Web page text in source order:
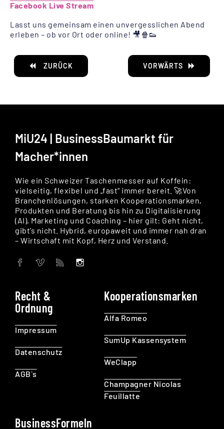
Facebook Live Stream
Lasst uns gemeinsam einen unvergesslichen Abend
erleben – ob vor Ort oder online! 🎥🍿👟
ZURÜCK VORWÄRTS
MiU24 | BusinessBaumarkt für
Macher*innen
Wie ein Schweizer Taschenmesser auf Koffein:
vielseitig, flexibel und „fast“ immer bereit. 🚀Von
Branchenlösungen, starken Kooperationsmarken,
Produkten und Beratung bis hin zu Digitalisierung
(AI), Marketing und Coaching – hier gilt: Geht nicht,
gibt’s nicht. Hybrid, europaweit und immer nah dran
– Wirtschaft mit Kopf, Herz und Verstand.
Recht &
Ordnung
Impressum
Datenschutz
AGB`s
Kooperationsmarken
Alfa Romeo
SumUp Kassensystem
WeClapp
Champagner Nicolas
Feuillatte
BusinessFormeln